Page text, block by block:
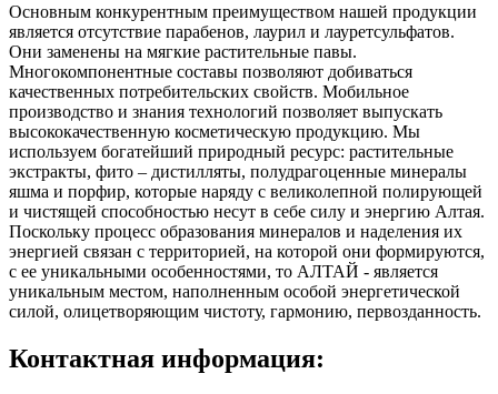
Основным конкурентным преимуществом нашей продукции
является отсутствие парабенов, лаурил и лауретсульфатов.
Они заменены на мягкие растительные павы.
Многокомпонентные составы позволяют добиваться
качественных потребительских свойств. Мобильное
производство и знания технологий позволяет выпускать
высококачественную косметическую продукцию. Мы
используем богатейший природный ресурс: растительные
экстракты, фито – дистилляты, полудрагоценные минералы
яшма и порфир, которые наряду с великолепной полирующей
и чистящей способностью несут в себе силу и энергию Алтая.
Поскольку процесс образования минералов и наделения их
энергией связан с территорией, на которой они формируются,
с ее уникальными особенностями, то АЛТАЙ - является
уникальным местом, наполненным особой энергетической
силой, олицетворяющим чистоту, гармонию, первозданность.
Контактная информация: